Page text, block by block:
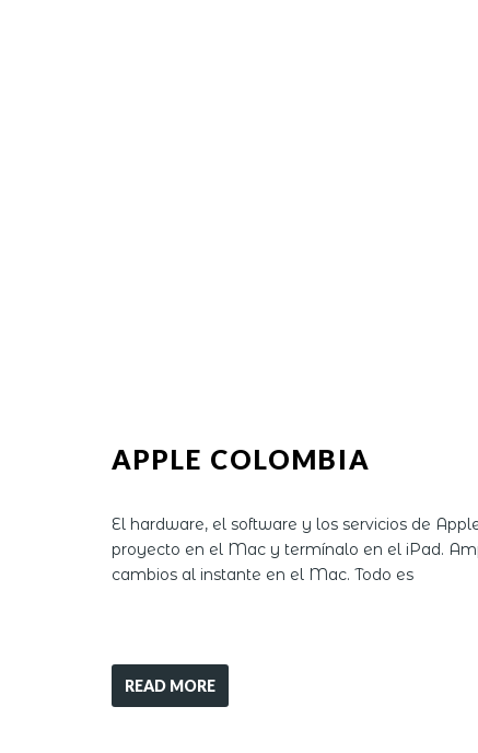
APPLE COLOMBIA
El hardware, el software y los servicios de
proyecto en el Mac y termínalo en el iPad.
cambios al instante en el Mac. Todo es
READ MORE